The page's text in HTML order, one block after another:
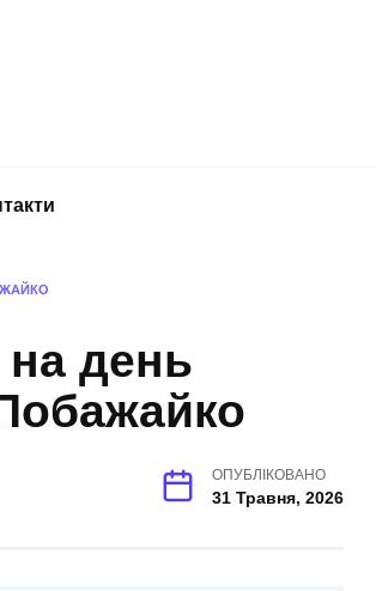
на день
ОПУБЛІКОВАНО
31 Травня, 2026